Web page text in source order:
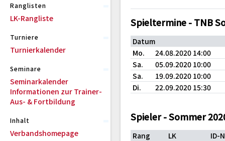
Ranglisten
LK-Rangliste
Turniere
Turnierkalender
Seminare
Seminarkalender
Informationen zur Trainer-
Aus- & Fortbildung
Inhalt
Verbandshomepage
Spieltermine - TNB
Datum
Mo.
24.08.2020 14:00
Sa.
05.09.2020 10:00
Sa.
19.09.2020 10:00
Di.
22.09.2020 15:30
Spieler - Sommer
Rang LK
ID-